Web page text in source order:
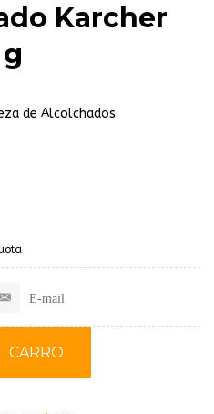
Karcher
de Alcolchados
E-mail